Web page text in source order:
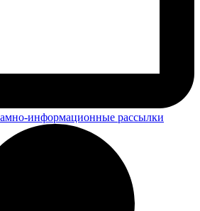
информационные рассылки